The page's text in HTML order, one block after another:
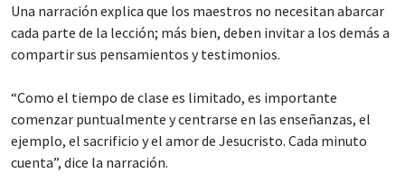
Una narración explica que los maestros no necesitan abarcar
cada parte de la lección; más bien, deben invitar a los demás a
compartir sus pensamientos y testimonios.
“Como el tiempo de clase es limitado, es importante
comenzar puntualmente y centrarse en las enseñanzas, el
ejemplo, el sacrificio y el amor de Jesucristo. Cada minuto
cuenta”, dice la narración.